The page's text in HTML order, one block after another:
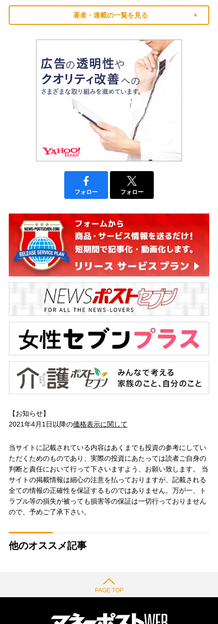
著者・連載の一覧を見る
フォロー フォロー
【お知らせ】
2021年4月1日以降の価格表示に関して
当サイトに記載されている内容はあくまでも投資の参考にしてい
ただくためのものであり、実際の投資にあたっては読者ご自身の
判断と責任において行って下さいますよう、お願い致します。 当
サイトの掲載情報は細心の注意を払っておりますが、記載される
全ての情報の正確性を保証するものではありません。万が一、ト
ラブル等の損失が被っても損害等の保証は一切行っておりません
ので、予めご了承下さい。
他のオススメ記事
PAGE TOP